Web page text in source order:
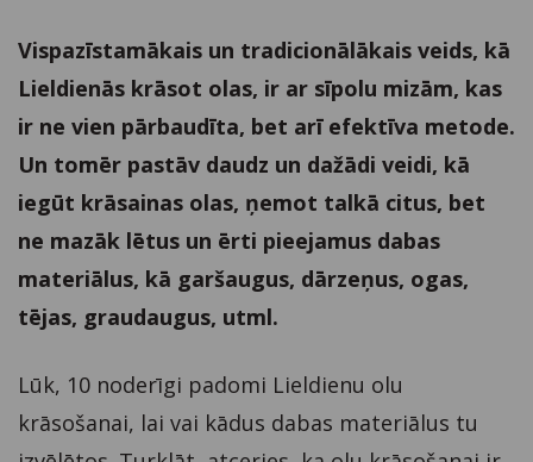
Vispazīstamākais un tradicionālākais veids, kā
Lieldienās krāsot olas, ir ar sīpolu mizām, kas
ir ne vien pārbaudīta, bet arī efektīva metode.
Un tomēr pastāv daudz un dažādi veidi, kā
iegūt krāsainas olas, ņemot talkā citus, bet
ne mazāk lētus un ērti pieejamus dabas
materiālus, kā garšaugus, dārzeņus, ogas,
tējas, graudaugus, utml.
Lūk, 10 noderīgi padomi Lieldienu olu
krāsošanai, lai vai kādus dabas materiālus tu